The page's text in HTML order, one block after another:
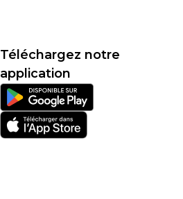
Téléchargez notre
application